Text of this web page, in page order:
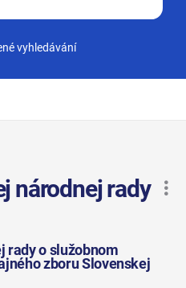
vyhledávání
národnej rady
rady o služobnom
zboru Slovenskej